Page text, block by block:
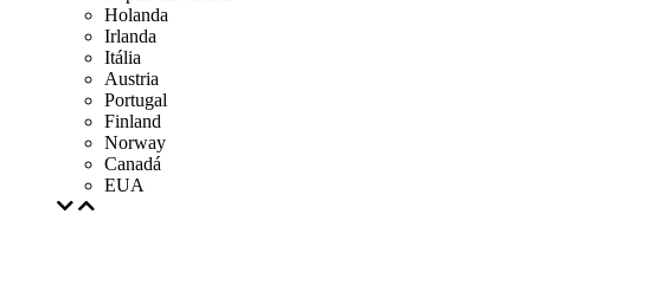
Holanda
Irlanda
Itália
Austria
Portugal
Finland
Norway
Canadá
EUA